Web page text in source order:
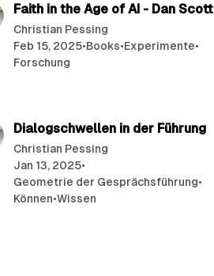
Faith in the Age of AI - Dan Scott
Christian Pessing
Feb 15, 2025•Books•Experimente•
Forschung
Dialogschwellen in der Führung
Christian Pessing
Jan 13, 2025•
Geometrie der Gesprächsführung•
Können•Wissen